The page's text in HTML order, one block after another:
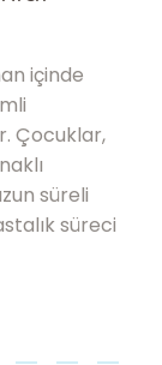
içinde
Çocuklar,
süreli
süreci